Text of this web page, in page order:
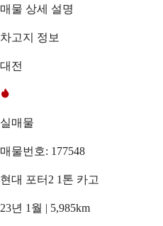
매물 상세 설명
차고지 정보
대전
실매물
매물번호: 177548
현대 포터2 1톤 카고
23년 1월 | 5,985km